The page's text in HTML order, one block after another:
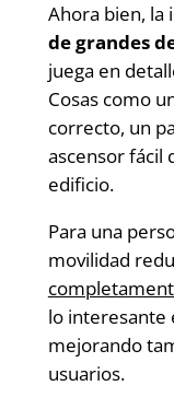
Ahora bien, la
de grandes
juega en
Cosas como
correcto, un
ascensor fácil
edificio.
Para una
movilidad
lo interesante
mejorando
usuarios.